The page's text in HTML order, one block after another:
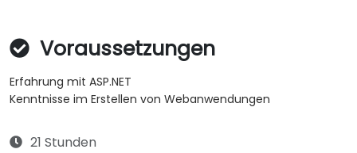
Voraussetzungen
Erfahrung mit ASP.NET
Kenntnisse im Erstellen von Webanwendungen
21 Stunden